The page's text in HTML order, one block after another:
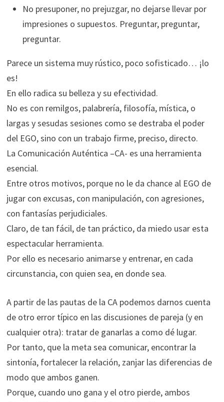
No presuponer, no prejuzgar, no dejarse llevar por
impresiones o supuestos. Preguntar, preguntar,
preguntar.
Parece un sistema muy rústico, poco sofisticado… ¡lo
es!
En ello radica su belleza y su efectividad.
No es con remilgos, palabrería, filosofía, mística, o
largas y sesudas sesiones como se destraba el poder
del EGO, sino con un trabajo firme, preciso, directo.
La Comunicación Auténtica –CA- es una herramienta
esencial.
Entre otros motivos, porque no le da chance al EGO de
jugar con excusas, con manipulación, con agresiones,
con fantasías perjudiciales.
Claro, de tan fácil, de tan práctico, da miedo usar esta
espectacular herramienta.
Por ello es necesario animarse y entrenar, en cada
circunstancia, con quien sea, en donde sea.
A partir de las pautas de la CA podemos darnos cuenta
de otro error típico en las discusiones de pareja (y en
cualquier otra): tratar de ganarlas a como dé lugar.
Por tanto, que la meta sea comunicar, encontrar la
sintonía, fortalecer la relación, zanjar las diferencias de
modo que ambos ganen.
Porque, cuando uno gana y el otro pierde, ambos